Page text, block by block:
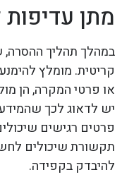
מתן
במהלך תהליך ההסרה,
קריטית. מומלץ
או פרטי המקרה, הן
יש לדאוג לכך שהמידע
פרטים רגישים
תקשורת שיכולים
להיבדק בקפידה.